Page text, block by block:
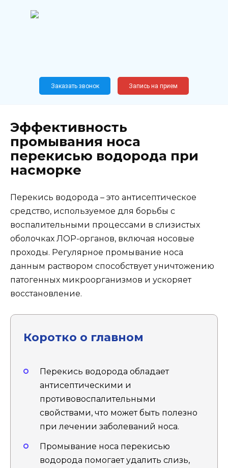
Новослободская, 62, к12
Заказать звонок Запись на прием
Эффективность
промывания носа
перекисью водорода при
насморке
Перекись водорода – это антисептическое
средство, используемое для борьбы с
воспалительными процессами в слизистых
оболочках ЛОР-органов, включая носовые
проходы. Регулярное промывание носа
данным раствором способствует уничтожению
патогенных микроорганизмов и ускоряет
восстановление.
Коротко о главном
Перекись водорода обладает
антисептическими и
противовоспалительными
свойствами, что может быть полезно
при лечении заболеваний носа.
Промывание носа перекисью
водорода помогает удалить слизь,